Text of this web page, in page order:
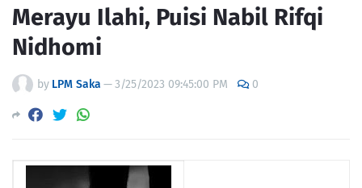
Merayu Ilahi, Puisi Nabil Rifqi
Nidhomi
by LPM Saka —3/25/2023 09:45:00 PM 0